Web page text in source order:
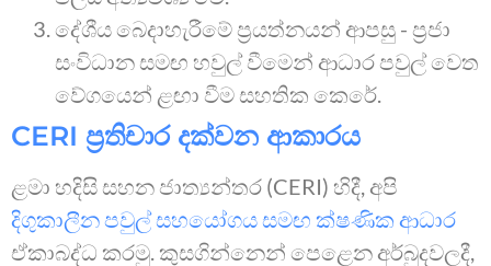
දේශීය බෙදාහැරීමේ ප්‍රයත්නයන් ආපසු - ප්‍රජා
සංවිධාන සමඟ හවුල් වීමෙන් ආධාර පවුල් වෙත
වේගයෙන් ළඟා වීම සහතික කෙරේ.
CERI ප්‍රතිචාර දක්වන ආකාරය
ළමා හදිසි සහන ජාත්‍යන්තර (CERI) හිදී, අපි
දිගුකාලීන පවුල් සහයෝගය සමඟ ක්ෂණික ආධාර
ඒකාබද්ධ කරමු. කුසගින්නෙන් පෙළෙන අර්බුදවලදී,